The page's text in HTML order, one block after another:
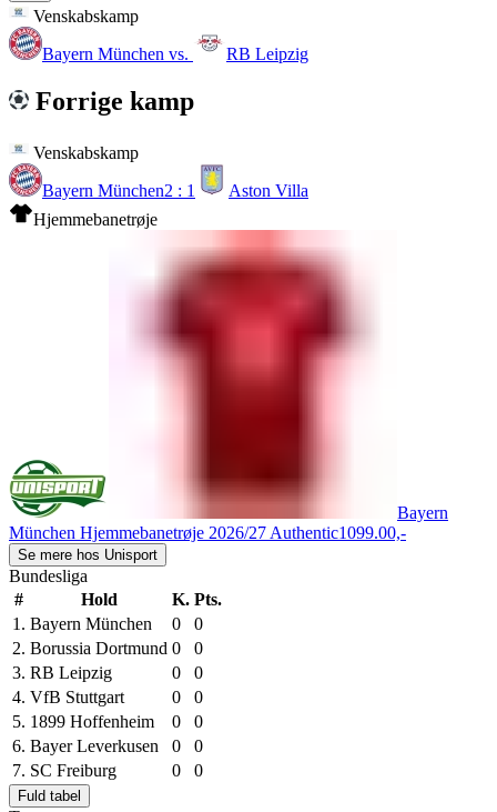
Venskabskamp
Bayern München vs. RB Leipzig
Forrige kamp
Venskabskamp
Bayern München2 : 1
Aston Villa
Hjemmebanetrøje
Bayern
München Hjemmebanetrøje 2026/27 Authentic1099.00,-
Se mere hos Unisport
Bundesliga
#
Hold K. Pts.
1. Bayern München 0
0
2. Borussia Dortmund 0
0
3. RB Leipzig 0
0
4. VfB Stuttgart 0
0
5. 1899 Hoffenheim 0
0
6. Bayer Leverkusen 0
0
7. SC Freiburg 0 0
Fuld tabel